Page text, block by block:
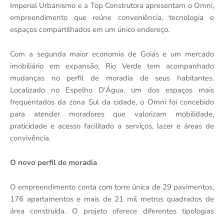
Imperial Urbanismo e a Top Construtora apresentam o Omni,
empreendimento que reúne conveniência, tecnologia e
espaços compartilhados em um único endereço.
Com a segunda maior economia de Goiás e um mercado
imobiliário em expansão, Rio Verde tem acompanhado
mudanças no perfil de moradia de seus habitantes.
Localizado no Espelho D'Água, um dos espaços mais
frequentados da zona Sul da cidade, o Omni foi concebido
para atender moradores que valorizam mobilidade,
praticidade e acesso facilitado a serviços, lazer e áreas de
convivência.
O novo perfil de moradia
O empreendimento conta com torre única de 29 pavimentos,
176 apartamentos e mais de 21 mil metros quadrados de
área construída. O projeto oferece diferentes tipologias